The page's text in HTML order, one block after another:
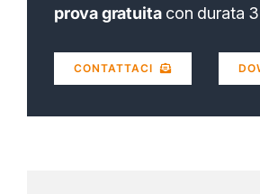
prova gratuitacon durata
CONTATTACI